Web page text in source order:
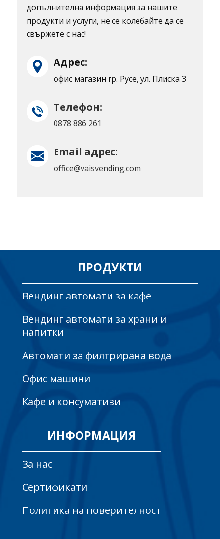
допълнителна информация за нашите
продукти и услуги, не се колебайте да се
свържете с нас!
Адрес:
офис магазин гр. Русе, ул. Плиска 3
Телефон:
0878 886 261
Email адрес:
office@vaisvending.com
ПРОДУКТИ
Вендинг автомати за кафе
Вендинг автомати за храни и
напитки
Автомати за филтрирана вода
Офис машини
Кафе и консумативи
ИНФОРМАЦИЯ
За нас
Сертификати
Политика на поверителност